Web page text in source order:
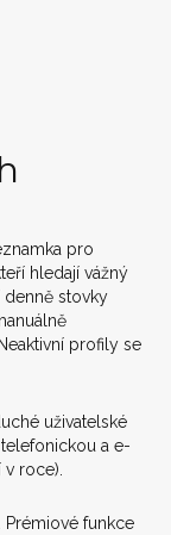
pro
hledají vážný
denně stovky
profily se
uživatelské
a e-
roce).
Prémiové funkce